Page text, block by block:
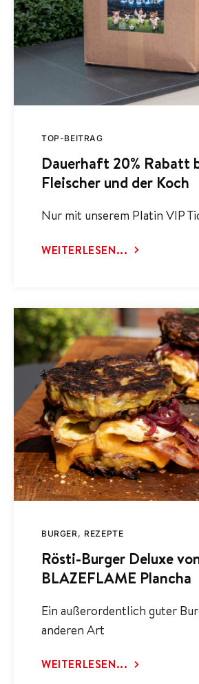
TOP-BEITRAG
Dauerhaft 20% Rabatt
Fleischer und der Koch
Nur mit unserem Platin VIP
WEITERLESEN...
BURGER REZEPTE
Rösti-Burger Deluxe
BLAZEFLAME Plancha
Ein außerordentlich guter
anderen Art
WEITERLESEN...